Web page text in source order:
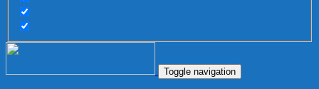
Toggle navigation